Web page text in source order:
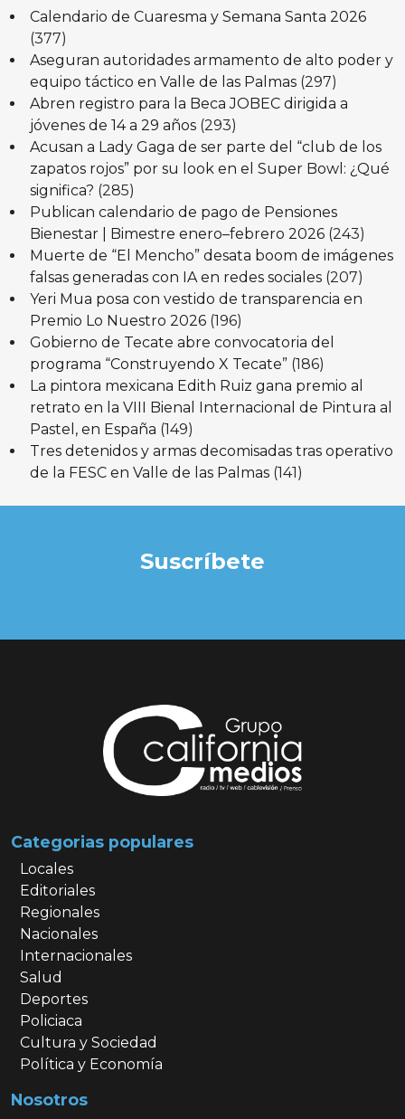
Calendario de Cuaresma y Semana Santa 2026
(377)
Aseguran autoridades armamento de alto poder y
equipo táctico en Valle de las Palmas (297)
Abren registro para la Beca JOBEC dirigida a
jóvenes de 14 a 29 años (293)
Acusan a Lady Gaga de ser parte del “club de los
zapatos rojos” por su look en el Super Bowl: ¿Qué
significa? (285)
Publican calendario de pago de Pensiones
Bienestar | Bimestre enero–febrero 2026 (243)
Muerte de “El Mencho” desata boom de imágenes
falsas generadas con IA en redes sociales (207)
Yeri Mua posa con vestido de transparencia en
Premio Lo Nuestro 2026 (196)
Gobierno de Tecate abre convocatoria del
programa “Construyendo X Tecate” (186)
La pintora mexicana Edith Ruiz gana premio al
retrato en la VIII Bienal Internacional de Pintura al
Pastel, en España (149)
Tres detenidos y armas decomisadas tras operativo
de la FESC en Valle de las Palmas (141)
Suscríbete
Categorias populares
Locales
Editoriales
Regionales
Nacionales
Internacionales
Salud
Deportes
Policiaca
Cultura y Sociedad
Política y Economía
Nosotros